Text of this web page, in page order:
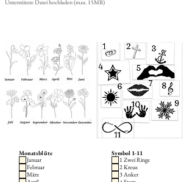
Unterstützte Datei hochladen (max. 15MB)
Monatsblüte
Januar
Februar
März
Symbol 1-11
1 Zwei Ringe
2 Kreuz
3 Anker